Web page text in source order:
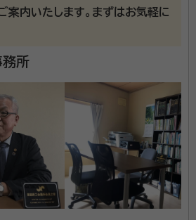
会
案内いたします。まずはお気軽に
務所